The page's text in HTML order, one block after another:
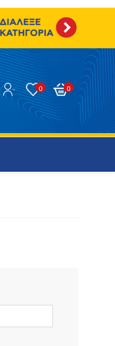
0
0